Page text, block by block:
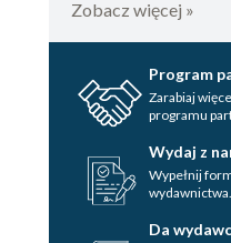
Zobacz więcej »
Program
Zarabiaj
programu
Wydaj z
Wypełnij
wydawnictwa.
Da